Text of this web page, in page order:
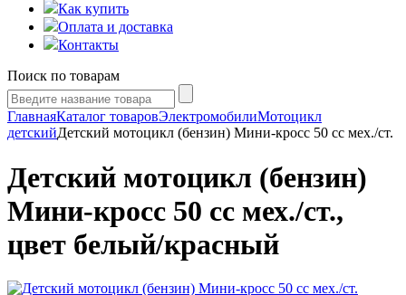
Как купить
Оплата и доставка
Контакты
Поиск по товарам
ГлавнаяКаталог товаровЭлектромобилиМотоцикл
детскийДетский мотоцикл (бензин) Мини-кросс 50 cc мех./ст.
Детский мотоцикл (бензин)
Мини-кросс 50 cc мех./ст.,
цвет белый/красный